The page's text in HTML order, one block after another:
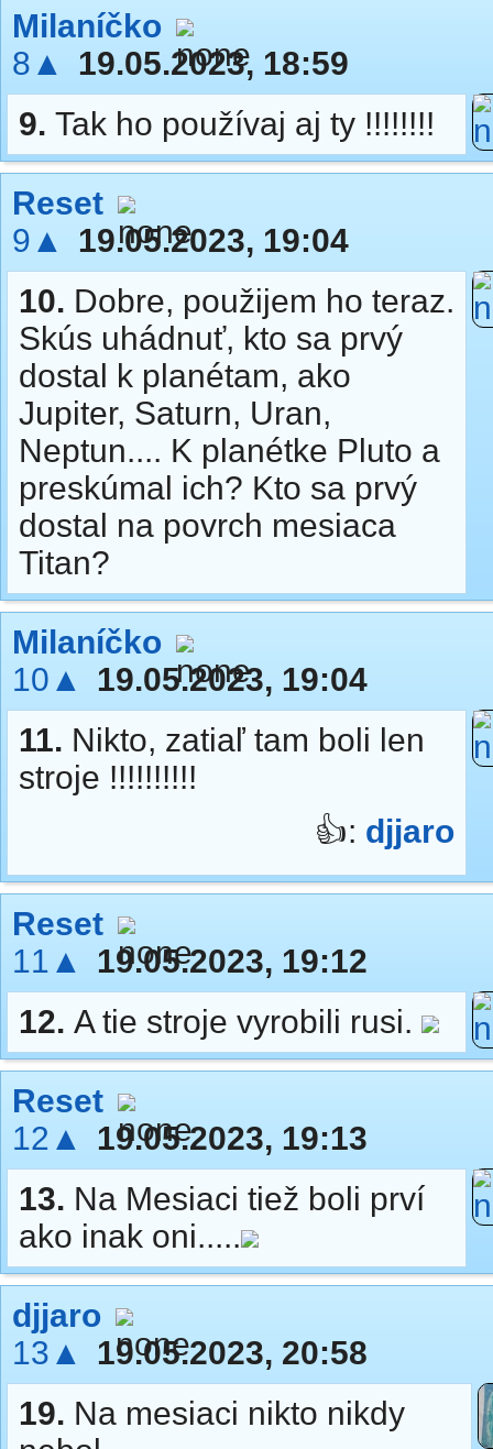
Milaníčko
8▲
19.05.2023, 18:59
9. Tak ho používaj aj ty !!!!!!!!
Reset
9▲
19.05.2023, 19:04
10. Dobre, použijem ho teraz.
Skús uhádnuť, kto sa prvý
dostal k planétam, ako
Jupiter, Saturn, Uran,
Neptun.... K planétke Pluto a
preskúmal ich? Kto sa prvý
dostal na povrch mesiaca
Titan?
Milaníčko
10▲
19.05.2023, 19:04
11. Nikto, zatiaľ tam boli len
stroje !!!!!!!!!!
👍: djjaro
Reset
11▲
19.05.2023, 19:12
12. A tie stroje vyrobili rusi.
Reset
12▲
19.05.2023, 19:13
13. Na Mesiaci tiež boli prví
ako inak oni.....
djjaro
13▲
19.05.2023, 20:58
19. Na mesiaci nikto nikdy